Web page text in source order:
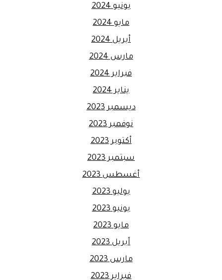
يونيو 2024
مايو 2024
أبريل 2024
مارس 2024
فبراير 2024
يناير 2024
ديسمبر 2023
نوفمبر 2023
أكتوبر 2023
سبتمبر 2023
أغسطس 2023
يوليو 2023
يونيو 2023
مايو 2023
أبريل 2023
مارس 2023
فبراير 2023